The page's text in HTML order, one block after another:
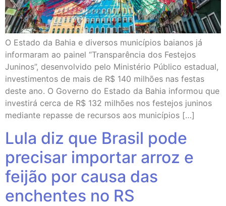
O Estado da Bahia e diversos municípios baianos já
informaram ao painel “Transparência dos Festejos
Juninos”, desenvolvido pelo Ministério Público estadual,
investimentos de mais de R$ 140 milhões nas festas
deste ano. O Governo do Estado da Bahia informou que
investirá cerca de R$ 132 milhões nos festejos juninos
mediante repasse de recursos aos municípios […]
Lula diz que Brasil pode
precisar importar arroz e
feijão por causa das
enchentes no RS